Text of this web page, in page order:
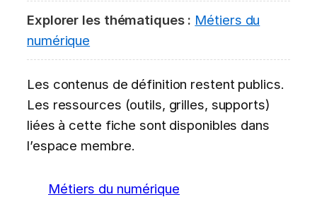
Explorer les thématiques : Métiers du
numérique
Les contenus de définition restent publics.
Les ressources (outils, grilles, supports)
liées à cette fiche sont disponibles dans
l’espace membre.
Métiers du numérique